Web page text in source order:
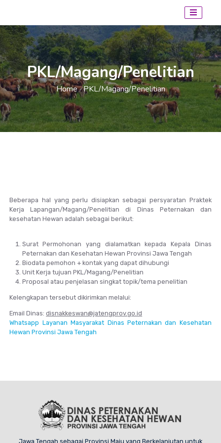
PKL/Magang/Penelitian
Home / PKL/Magang/Penelitian
Beberapa hal yang perlu disiapkan sebagai persyaratan Praktek
Kerja Lapangan/Magang/Penelitian di Dinas Peternakan dan
kesehatan Hewan adalah sebagai berikut:
Surat Permohonan yang dialamatkan kepada Kepala Dinas
Peternakan dan Kesehatan Hewan Provinsi Jawa Tengah
Biodata pemohon + kontak yang dapat dihubungi
Unit Kerja tujuan PKL/Magang/Penelitian
Proposal atau penjelasan singkat topik/tema penelitian
Kelengkapan tersebut dikirimkan melalui:
Email Dinas:disnakkeswan@jatengprov.go.id
Whatsapp Layanan Masyarakat Dinas Peternakan dan Kesehatan
Hewan Provinsi Jawa Tengah
Jawa Tengah sebagai Provinsi Maju yang Berkelanjutan untuk